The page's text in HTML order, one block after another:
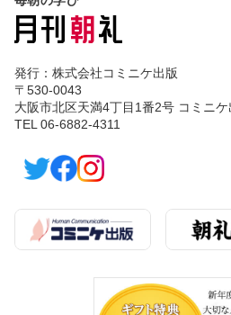
発行：株式会社コミニケ出版
〒530-0043
大阪市北区天満4丁目1番2号 コミニ
TEL 06-6882-4311